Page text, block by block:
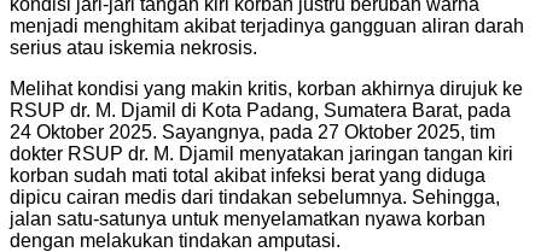
menjadi menghitam akibat terjadinya gangguan aliran darah
serius atau iskemia nekrosis.
Melihat kondisi yang makin kritis, korban akhirnya dirujuk ke
RSUP dr. M. Djamil di Kota Padang, Sumatera Barat, pada
24 Oktober 2025. Sayangnya, pada 27 Oktober 2025, tim
dokter RSUP dr. M. Djamil menyatakan jaringan tangan kiri
korban sudah mati total akibat infeksi berat yang diduga
dipicu cairan medis dari tindakan sebelumnya. Sehingga,
jalan satu-satunya untuk menyelamatkan nyawa korban
dengan melakukan tindakan amputasi.